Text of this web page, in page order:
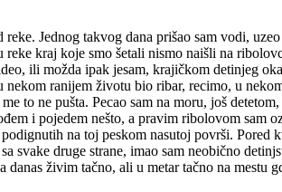
Jednog takvog dana prišao sam vodi,
kraj koje smo šetali nismo naišli na
ili možda ipak jesam, krajičkom detinjeg
ranijem životu bio ribar, recimo, u
to ne pušta. Pecao sam na moru, još
i pojedem nešto, a pravim ribolovom sam
na toj peskom nasutoj površi. Pored
druge strane, imao sam neobično
živim tačno, ali u metar tačno na mestu